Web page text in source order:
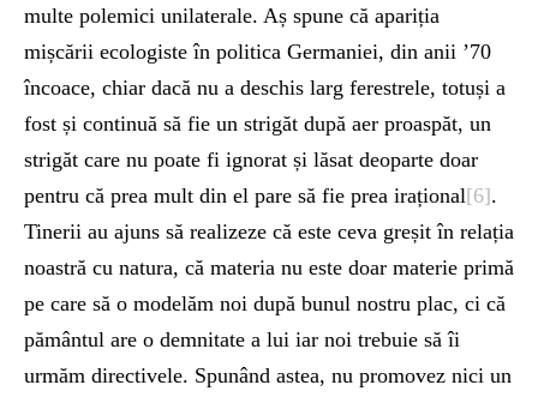
multe polemici unilaterale. Aș spune că apariția
mișcării ecologiste în politica Germaniei, din anii ’70
încoace, chiar dacă nu a deschis larg ferestrele, totuși a
fost și continuă să fie un strigăt după aer proaspăt, un
strigăt care nu poate fi ignorat și lăsat deoparte doar
pentru că prea mult din el pare să fie prea irațional[6].
Tinerii au ajuns să realizeze că este ceva greșit în relația
noastră cu natura, că materia nu este doar materie primă
pe care să o modelăm noi după bunul nostru plac, ci că
pământul are o demnitate a lui iar noi trebuie să îi
urmăm directivele. Spunând astea, nu promovez nici un